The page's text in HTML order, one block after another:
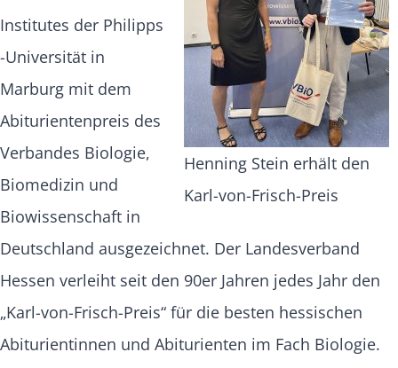
Henning Stein erhält den
Karl-von-Frisch-Preis
Institutes der Philipps
-Universität in
Marburg mit dem
Abiturientenpreis des
Verbandes Biologie,
Biomedizin und
Biowissenschaft in
Deutschland ausgezeichnet. Der Landesverband
Hessen verleiht seit den 90er Jahren jedes Jahr den
„Karl-von-Frisch-Preis“ für die besten hessischen
Abiturientinnen und Abiturienten im Fach Biologie.